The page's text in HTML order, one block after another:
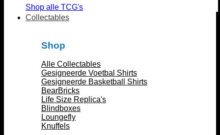
Shop alle TCG's
Collectables
Shop
Alle Collectables
Gesigneerde Voetbal Shirts
Gesigneerde Basketball Shirts
BearBricks
Life Size Replica's
Blindboxes
Loungefly
Knuffels